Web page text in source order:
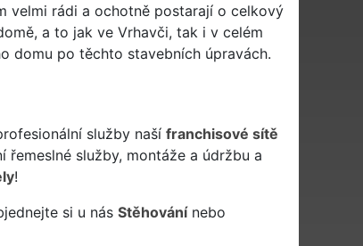
velmi rádi a ochotně postarají o celkový
a to jak ve Vrhavči, tak i v celém
domu po těchto stavebních úpravách.
služby naší franchisové sítě
služby, montáže a údržbu a
!
si u nás Stěhovánínebo